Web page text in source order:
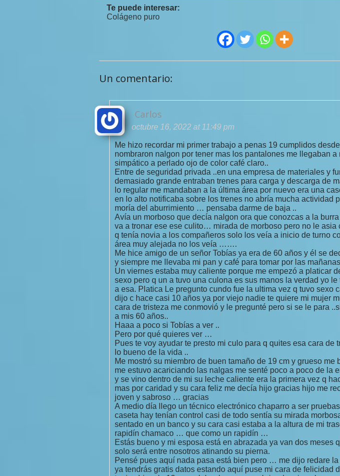
Te puede interesar:
Colágeno puro
Un comentario:
Carlos
octubre 16, 2022 at 11:49 pm
Me hizo recordar mi primer trabajo a penas 19 cumplidos
nombraron nalgon por tener mas los pantalones me llegaban a
simpático a perlado ojo de color café claro..
Entre de seguridad privada ..en una empresa de materiales y
demasiado grande entraban trenes para carga y descarga de
lo regular me mandaban a la última área por nuevo era una
en lo alto notificaba sobre los trenes no abría mucha actividad
moría del aburrimiento … pensaba darme de baja ..
Avía un morboso que decía nalgon ora que conozcas a la
va a tronar ese ese culito… mirada de morboso pero no le asia
q tenía novia a los compañeros solo los veía a inicio de turno
área muy alejada no los veía …….
Me hice amigo de un señor Tobías ya era de 60 años y él se
y siempre me llevaba mi pan y café para tomar por las mañanas
Un viernes estaba muy caliente porque me empezó a platicar
sexo pero q un a tuvo una culona es sus manos la verdad yo
a esa. Platica Le pregunto cundo fue la ultima vez q tuvo sexo
dijo c hace casi 10 años ya por viejo nadie te quiere mi mujer
cara de tristeza me conmovió y le pregunté pero si se le para
a mis 60 años..
Haaa a poco si Tobías a ver ..
Pero por qué quieres ver …
Pues te voy ayudar te presto mi culo para q quites esa cara de
lo bueno de la vida ..
Me mostró su miembro de buen tamaño de 19 cm y grueso me
me estuvo acariciando las nalgas me senté poco a poco de la
y se vino dentro de mi su leche caliente era la primera vez q
mas por caridad y su cara feliz me decía hijo gracias hijo me
joven y sabroso … gracias
A medio día llego un técnico electrónico chaparro a ser
caseta hay tenían control casi de todo sentía su mirada
sentado en un banco y su cara casi estaba a la altura de mi
rapidín chamaco … que como un rapidín …
Estás bueno y mi esposa está en abrazada ya van dos meses
solo será entre nosotros atinando su pierna.
Pensé pues aquí nada pasa está bien pero … me dijo redare
ya tendrás gratis datos estando aquí puse mi cara de felicidad